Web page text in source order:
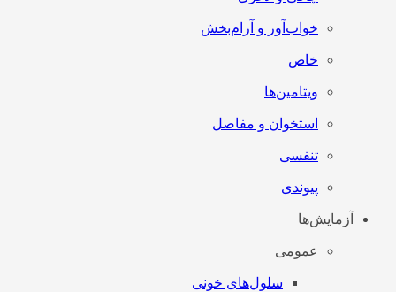
خواب‌آور و آرام‌بخش
خاص
ویتامین‌ها
استخوان و مفاصل
تنفسی
پیوندی
آزمایش‌ها
عمومی
سلول‌های خونی